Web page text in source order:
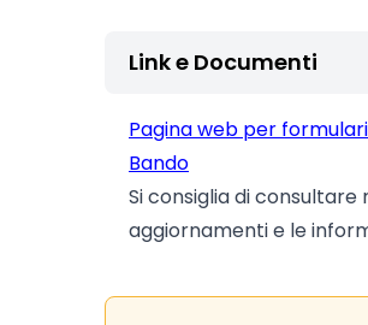
Link e Documenti
Pagina web per
Bando
Si consiglia di
aggiornamenti e le